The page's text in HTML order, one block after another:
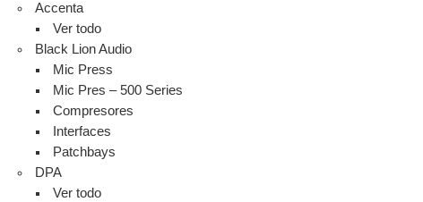
Accenta
Ver todo
Black Lion Audio
Mic Press
Mic Pres – 500 Series
Compresores
Interfaces
Patchbays
DPA
Ver todo